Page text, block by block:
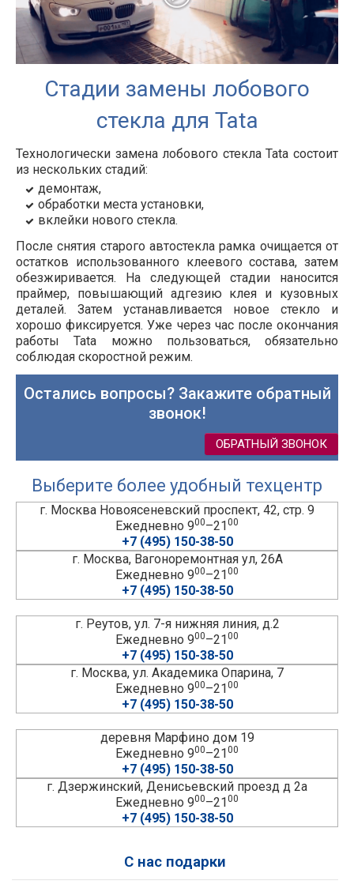
Стадии замены лобового
стекла для Tata
Технологически замена лобового стеклаTata состоит
из нескольких стадий:
демонтаж,
обработки места установки,
вклейки нового стекла.
После снятия старого автостекла рамка очищается от
остатков использованного клеевого состава, затем
обезжиривается. На следующей стадии наносится
праймер, повышающий адгезию клея и кузовных
деталей. Затем устанавливается новое стекло и
хорошо фиксируется. Уже через час после окончания
работыTata можно пользоваться, обязательно
соблюдая скоростной режим.
Остались вопросы? Закажите обратный
звонок!
ОБРАТНЫЙ ЗВОНОК
Выберите более удобный техцентр
г. Москва Новоясеневский проспект, 42, стр. 9
Ежедневно 900–2100
+7 (495) 150-38-50
г. Москва, Вагоноремонтная ул, 26А
Ежедневно 900–2100
+7 (495) 150-38-50
г. Реутов, ул. 7-я нижняя линия, д.2
Ежедневно 900–2100
+7 (495) 150-38-50
г. Москва, ул. Академика Опарина, 7
Ежедневно 900–2100
+7 (495) 150-38-50
деревня Марфино дом 19
Ежедневно 900–2100
+7 (495) 150-38-50
г. Дзержинский, Денисьевский проезд д 2а
Ежедневно 900–2100
+7 (495) 150-38-50
С нас подарки